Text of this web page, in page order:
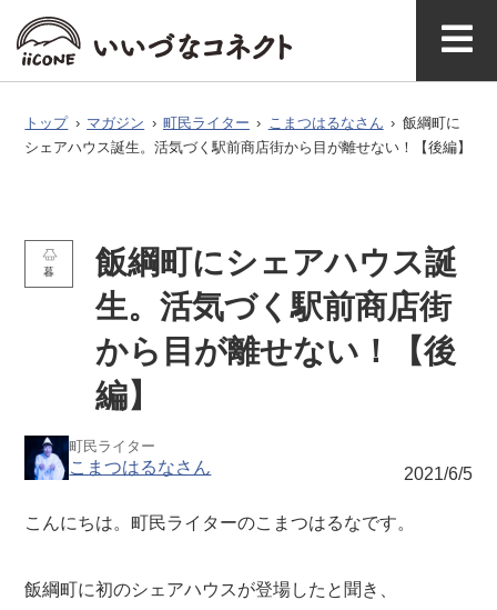
マガジ
ン公式
アク
セス
いいづなコネ
クトとは
ト
ジ
ン
トップ › マガジン › 町民ライター › こまつはるなさん › 飯綱町に
シェアハウス誕生。活気づく駅前商店街から目が離せない！【後編】
暮
飯綱町にシェアハウス誕
生。活気づく駅前商店街
から目が離せない！【後
編】
町民ライター
こまつはるなさん 2021/6/5
こんにちは。町民ライターのこまつはるなです。
飯綱町に初のシェアハウスが登場したと聞き、